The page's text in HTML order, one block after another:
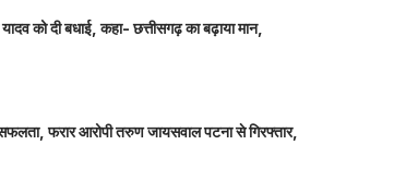
को दी बधाई, कहा- छत्तीसगढ़ का बढ़ाया मान,
फरार आरोपी तरुण जायसवाल पटना से गिरफ्तार,